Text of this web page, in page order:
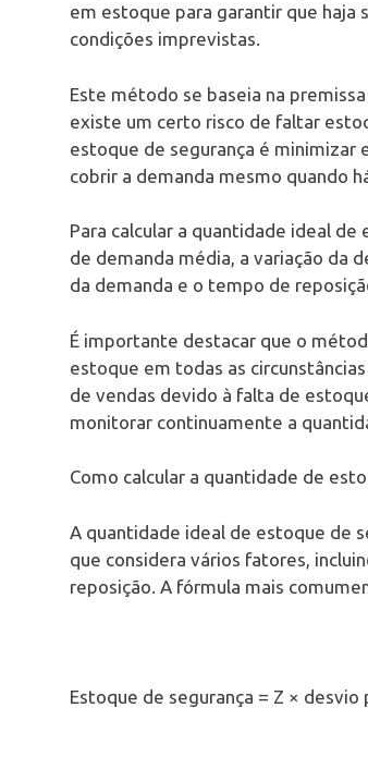
em estoque para garantir que haja
condições imprevistas.
Este método se baseia na
existe um certo risco de faltar
estoque de segurança é minimizar
cobrir a demanda mesmo quando
Para calcular a quantidade ideal
de demanda média, a variação da
da demanda e o tempo de
É importante destacar que o
estoque em todas as
de vendas devido à falta de
monitorar continuamente a
Como calcular a quantidade de
A quantidade ideal de estoque de
que considera vários fatores,
reposição. A fórmula mais
Estoque de segurança = Z ×